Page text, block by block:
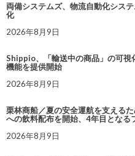
両備システムズ、物流自動化シス
化
2026年8月9日
Shippio、「輸送中の商品」の可
機能を提供開始
2026年8月9日
栗林商船／夏の安全運航を支える
への飲料配布を開始、4年目となる
2026年8月9日